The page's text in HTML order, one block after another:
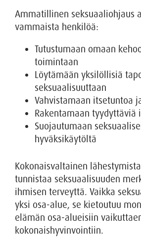
Ammatillinen seksuaaliohjaus
vammaista henkilöä:
Tutustumaan omaan
toimintaan
Löytämään yksilöllisiä
seksuaalisuuttaan
Vahvistamaan itsetuntoa
Rakentamaan tyydyttäviä
Suojautumaan
hyväksikäytöltä
Kokonaisvaltainen
tunnistaa seksuaalisuuden
ihmisen terveyttä. Vaikka
yksi osa-alue, se kietoutuu
elämän osa-alueisiin
kokonaishyvinvointiin.